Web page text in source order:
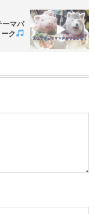
ーマパ
ーク